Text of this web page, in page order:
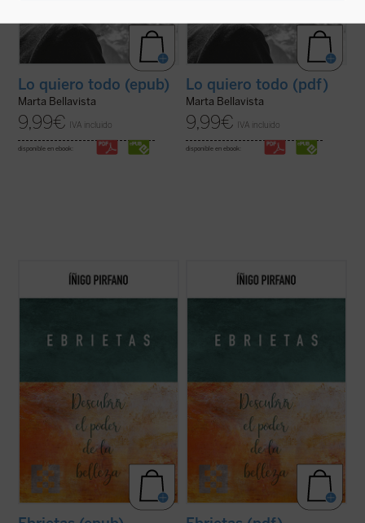
Lo quiero todo (epub)
Marta Bellavista
9,99€ IVA incluido
disponible en ebook:
Lo quiero todo (pdf)
Marta Bellavista
9,99€ IVA incluido
disponible en ebook:
, el director de orquesta y
comunicador Íñigo Pirfano, promotor de la
, el director de orquesta y
comunicador Íñigo Pirfano, promotor de la